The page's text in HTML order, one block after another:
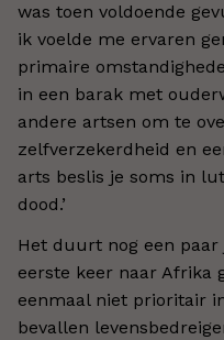
was toen voldoende
ik voelde me ervaren
primaire
in een barak met
andere artsen om te
zelfverzekerdheid en
arts beslis je soms in
dood.’
Het duurt nog een
eerste keer naar Afrika
eenmaal niet prioritair
bevallen